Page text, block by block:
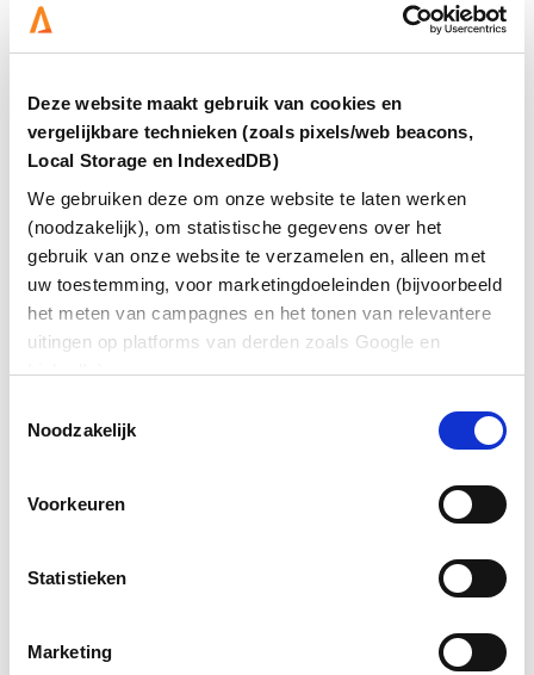
Deze website maakt gebruik van cookies en
vergelijkbare technieken (zoals pixels/web beacons,
Local Storage en IndexedDB)
We gebruiken deze om onze website te laten werken
(noodzakelijk), om statistische gegevens over het
gebruik van onze website te verzamelen en, alleen met
uw toestemming, voor marketingdoeleinden (bijvoorbeeld
het meten van campagnes en het tonen van relevantere
uitingen op platforms van derden zoals Google en
LinkedIn).
Noodzakelijk
Voorkeuren
Statistieken
Marketing
Netwerkapparatuur
: Denk aan routers, switches en
firewalls. Deze apparaten zorgen voor de
verbinding tussen de servers in het datacenter en
bedrijfsnetwerk.
Koelsystemen: Servers en andere apparaten
produceren veel warmte. Goede koeling is
essentieel om te voorkomen dat apparatuur
oververhit raakt en uitvalt.
Stroomvoorziening: Naast de normale
stroomvoorziening hebben datacenters vaak ook
noodstroomvoorzieningen zoals generatoren en
batterijen, om te zorgen dat alles blijft draaien, zelfs
als de stroom uitvalt.
Beveiligingssystemen: Dit zijn niet alleen fysieke
datacenter betrouwbaar en efficiënt functioneert, en
dat bedrijven hun digitale activiteiten zonder zorgen
aan den Rijn